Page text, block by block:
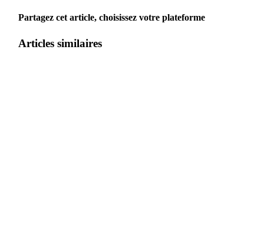
Partagez cet article, choisissez votre plateforme
Articles similaires